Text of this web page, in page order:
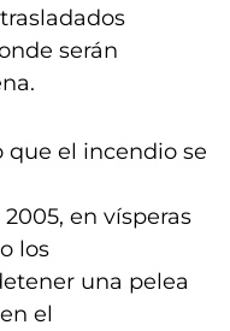
serán
que el incendio se
en vísperas
los
una pelea
el